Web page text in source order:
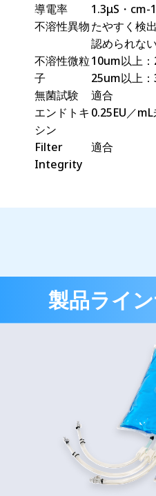
導電率
1.3μS・cm-
不溶性異物たやすく検
認められない
不溶性微粒
子
10um以上
25um以上
無菌試験
適合
エンドトキ
シン
0.25EU／
Filter
Integrity
適合
製品ライ